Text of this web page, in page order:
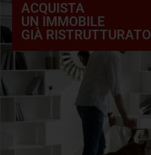
ACQUISTA
UN IMMOBILE
GIÀ RISTRUTTURATO